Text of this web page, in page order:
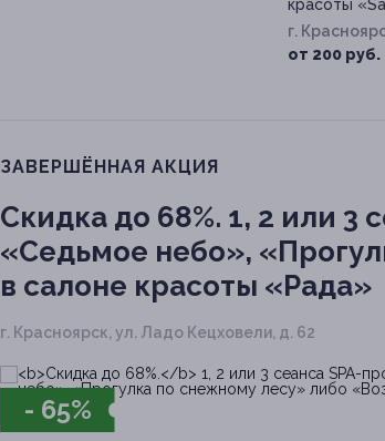
красоты
г.
от 200 руб.
ЗАВЕРШЁННАЯ АКЦИЯ
Скидка до 68%. 1, 2 или 3
«Седьмое небо»,
в салоне красоты «Рада»
г. Красноярск, ул. Ладо Кецховели, д. 62
- 65%